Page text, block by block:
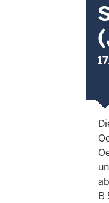
B